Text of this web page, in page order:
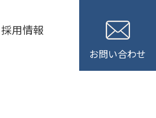
採用情報
お問い合わせ